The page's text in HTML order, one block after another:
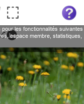
les fonctionnalités suivantes
espace membre, statistiques,